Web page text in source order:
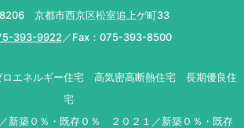
京都市西京区松室追上ゲ町33
393-9922 ／Fax：075-393-8500
エネルギー住宅 高気密高断熱住宅 長期優良住
宅
新築０％・既存０％ ２０２１／新築０％・既存